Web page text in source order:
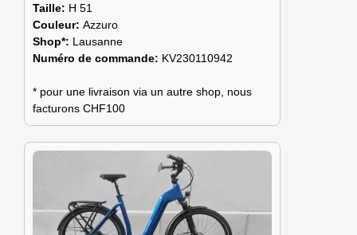
Taille: H 51
Couleur: Azzuro
Shop*: Lausanne
Numéro de commande: KV230110942
* pour une livraison via un autre shop, nous
facturons CHF100